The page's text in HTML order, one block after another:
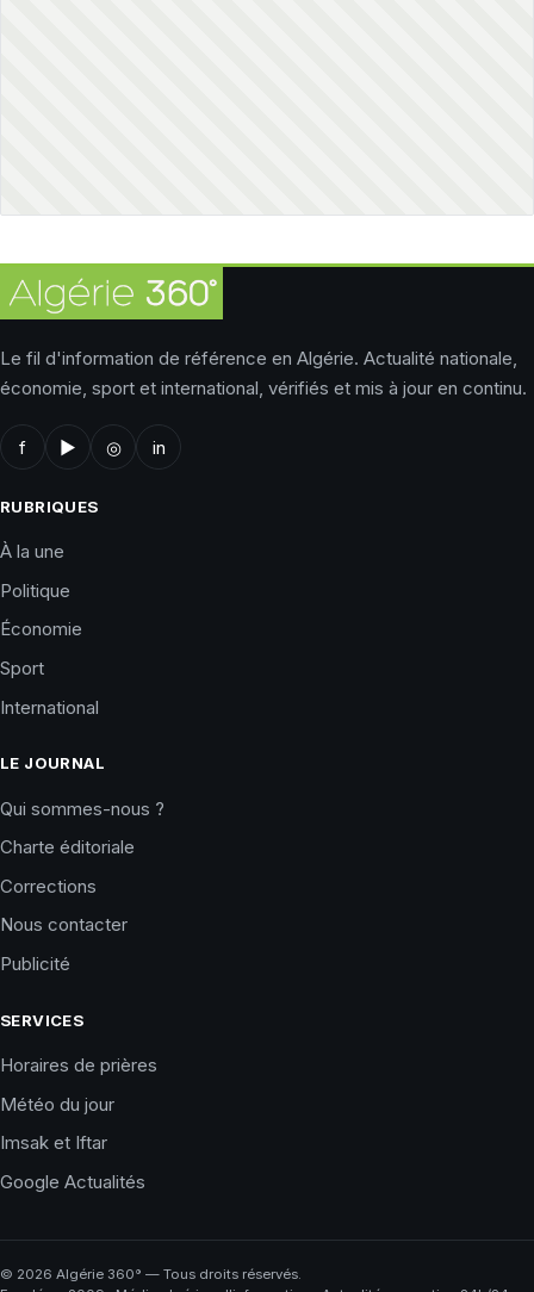
Le fil d'information de référence en Algérie. Actualité nationale,
économie, sport et international, vérifiés et mis à jour en continu.
f ▶ ◎ in
RUBRIQUES
À la une
Politique
Économie
Sport
International
LE JOURNAL
Qui sommes-nous ?
Charte éditoriale
Corrections
Nous contacter
Publicité
SERVICES
Horaires de prières
Météo du jour
Imsak et Iftar
Google Actualités
© 2026 Algérie 360° — Tous droits réservés.